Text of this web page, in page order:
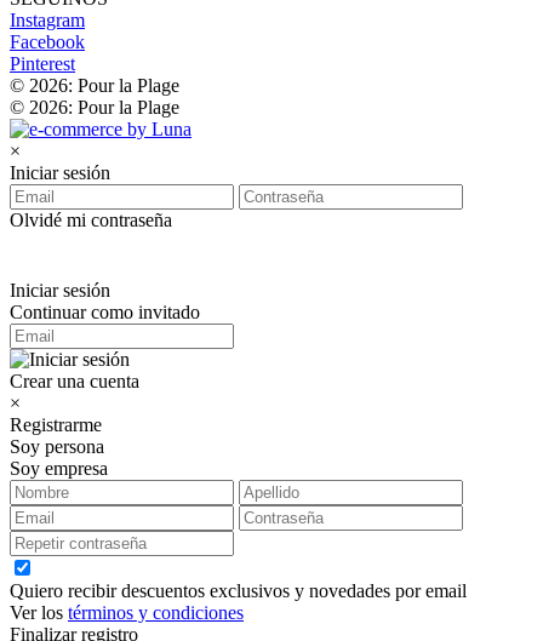
Instagram
Facebook
Pinterest
© 2026: Pour la Plage
© 2026: Pour la Plage
×
Iniciar sesión
Olvidé mi contraseña
Iniciar sesión
Continuar como invitado
Crear una cuenta
×
Registrarme
Soy persona
Soy empresa
Quiero recibir descuentos exclusivos y novedades por email
Ver los términos y condiciones
Finalizar registro